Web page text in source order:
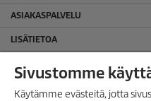
ASIAKASPALVELU
LISÄTIETOA
Sivustomme
Käytämme evästeitä, jotta